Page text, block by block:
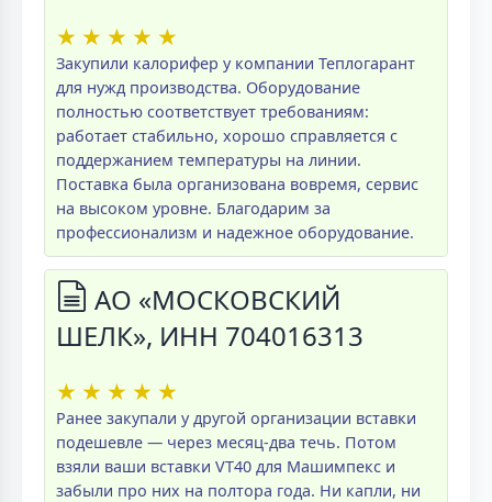
★ ★ ★ ★ ★
Закупили калорифер у компании Теплогарант
для нужд производства. Оборудование
полностью соответствует требованиям:
работает стабильно, хорошо справляется с
поддержанием температуры на линии.
Поставка была организована вовремя, сервис
на высоком уровне. Благодарим за
профессионализм и надежное оборудование.
АО «МОСКОВСКИЙ
ШЕЛК», ИНН 704016313
★ ★ ★ ★ ★
Ранее закупали у другой организации вставки
подешевле — через месяц-два течь. Потом
взяли ваши вставки VT40 для Машимпекс и
забыли про них на полтора года. Ни капли, ни